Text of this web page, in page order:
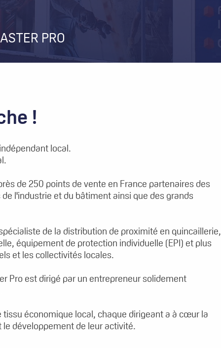
PRO
!
local.
de 250 points de vente en France partenaires des
l'industrie et du bâtiment ainsi que des grands
de la distribution de proximité en quincaillerie,
équipement de protection individuelle (EPI) et plus
et les collectivités locales.
Pro est dirigé par un entrepreneur solidement
économique local, chaque dirigeant a à cœur la
développement de leur activité.